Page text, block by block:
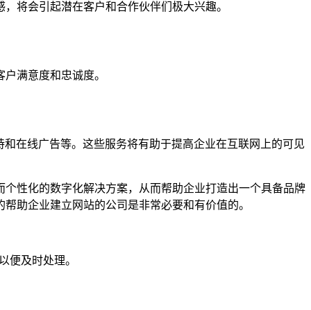
将会引起潜在客户和合作伙伴们极大兴趣。
满意度和忠诚度。
在线广告等。这些服务将有助于提高企业在互联网上的可见
性化的数字化解决方案，从而帮助企业打造出一个具备品牌
助企业建立网站的公司是非常必要和有价值的。
便及时处理。